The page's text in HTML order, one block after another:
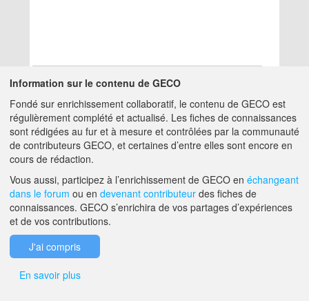
Aucun résultat
A PROPOS DE GECO AIDE
F.A.Q. NOUS CONTACTER
Information sur le contenu de GECO
Fondé sur enrichissement collaboratif, le contenu de GECO est
régulièrement complété et actualisé. Les fiches de connaissances
sont rédigées au fur et à mesure et contrôlées par la communauté
de contributeurs GECO, et certaines d’entre elles sont encore en
cours de rédaction.
Vous aussi, participez à l’enrichissement de GECO en échangeant
dans le forum ou en devenant contributeur des fiches de
connaissances. GECO s’enrichira de vos partages d’expériences
et de vos contributions.
J'ai compris
En savoir plus